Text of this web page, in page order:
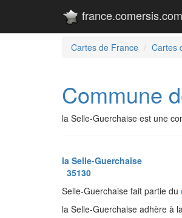
france.comersis.com
Cartes de France Cartes
Commune
la Selle-Guerchaise est une
la Selle-Guerchaise
35130
Selle-Guerchaise fait partie du
la Selle-Guerchaise adhère à